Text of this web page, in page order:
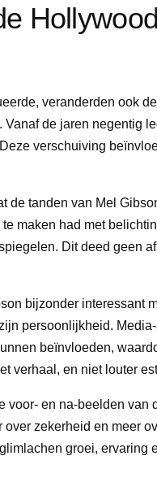
veranderden ook
Vanaf de jaren negentig
verschuiving
de tanden van Mel
maken had met
Dit deed geen
bijzonder interessant
persoonlijkheid.
beïnvloeden,
verhaal, en niet louter
voor- en na-beelden
zekerheid en meer
groei, ervaring